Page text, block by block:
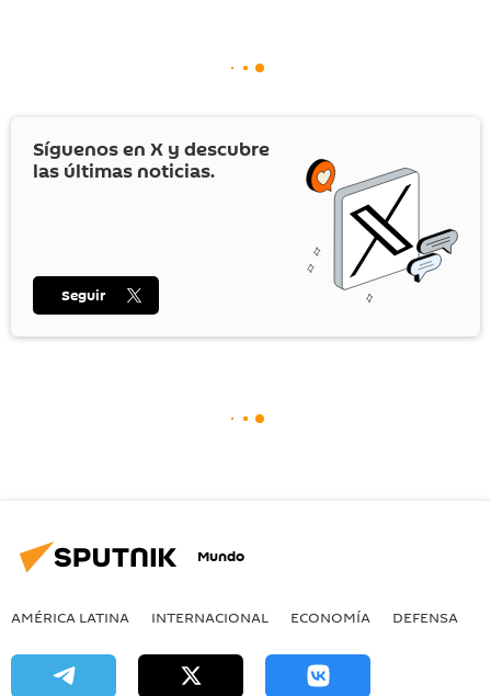
Síguenos en X y descubre
las últimas noticias.
Seguir
Mundo
AMÉRICA LATINA INTERNACIONAL ECONOMÍA DEFENSA